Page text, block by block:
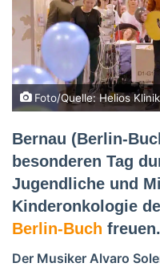
Foto/Quelle: Helios
Bernau (Berlin-
besonderen Tag
Jugendliche und
Kinderonkologie
Berlin-Buch freuen.
Der Musiker Alvaro